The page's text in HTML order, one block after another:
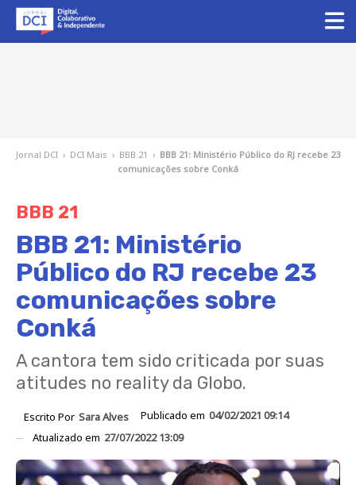
Jornal DCI › DCI Mais › BBB 21 › BBB 21: Ministério Público do RJ recebe 23
comunicações sobre Conká
BBB 21
BBB 21: Ministério
Público do RJ recebe 23
comunicações sobre
Conká
A cantora tem sido criticada por suas
atitudes no reality da Globo.
Escrito Por Sara Alves Publicado em 04/02/2021 09:14
Atualizado em 27/07/2022 13:09